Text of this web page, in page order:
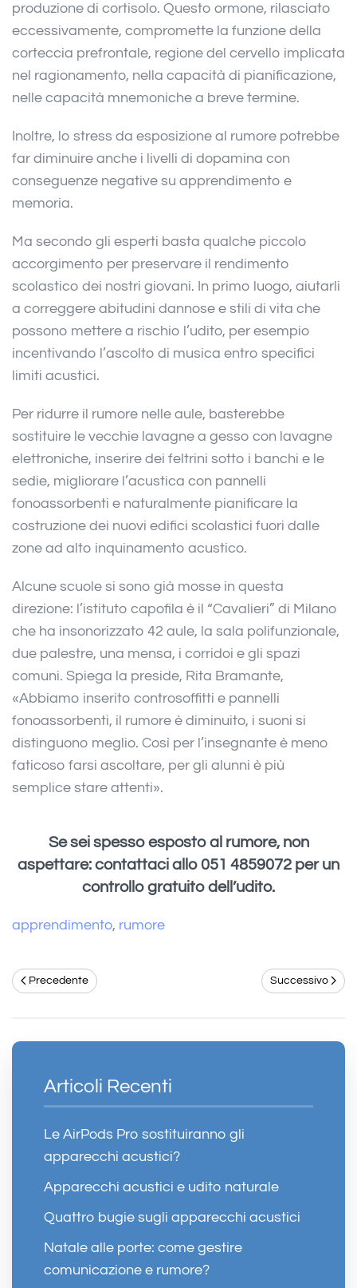
produzione di cortisolo. Questo ormone, rilasciato
eccessivamente, compromette la funzione della
corteccia prefrontale, regione del cervello implicata
nel ragionamento, nella capacità di pianificazione,
nelle capacità mnemoniche a breve termine.
Inoltre, lo stress da esposizione al rumore potrebbe
far diminuire anche i livelli di dopamina con
conseguenze negative su apprendimento e
memoria.
Ma secondo gli esperti basta qualche piccolo
accorgimento per preservare il rendimento
scolastico dei nostri giovani. In primo luogo, aiutarli
a correggere abitudini dannose e stili di vita che
possono mettere a rischio l’udito, per esempio
incentivando l’ascolto di musica entro specifici
limiti acustici.
Per ridurre il rumore nelle aule, basterebbe
sostituire le vecchie lavagne a gesso con lavagne
elettroniche, inserire dei feltrini sotto i banchi e le
sedie, migliorare l’acustica con pannelli
fonoassorbenti e naturalmente pianificare la
costruzione dei nuovi edifici scolastici fuori dalle
zone ad alto inquinamento acustico.
Alcune scuole si sono già mosse in questa
direzione: l’istituto capofila è il “Cavalieri” di Milano
che ha insonorizzato 42 aule, la sala polifunzionale,
due palestre, una mensa, i corridoi e gli spazi
comuni. Spiega la preside, Rita Bramante,
«Abbiamo inserito controsoffitti e pannelli
fonoassorbenti, il rumore è diminuito, i suoni si
distinguono meglio. Così per l’insegnante è meno
faticoso farsi ascoltare, per gli alunni è più
semplice stare attenti».
Se sei spesso esposto al rumore, non
aspettare: contattaci allo 051 4859072 per un
controllo gratuito dell’udito.
apprendimento, rumore
Precedente Successivo
Articoli Recenti
Le AirPods Pro sostituiranno gli
apparecchi acustici?
Apparecchi acustici e udito naturale
Quattro bugie sugli apparecchi acustici
Natale alle porte: come gestire
comunicazione e rumore?